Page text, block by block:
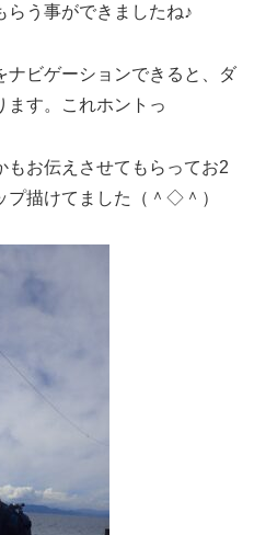
らう事ができましたね♪
ナビゲーションできると、ダ
ます。これホントっ
もお伝えさせてもらってお2
プ描けてました（＾◇＾）